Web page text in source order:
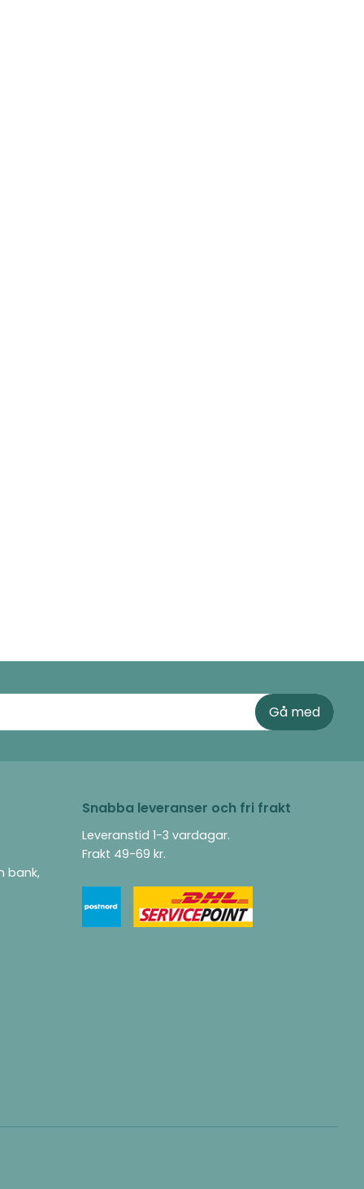
bank,
Snabba leveranser och fri frakt
Leveranstid 1-3 vardagar.
Frakt 49-69 kr.